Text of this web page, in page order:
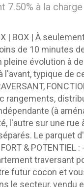
7.50% à la
| BOX | À
de 10 minutes de
pleine évolution à
typique de
rangements,
(à
l'autre sur une rue
Le parquet
& POTENTIEL :
traversant
futur cocon et
le secteur, vendu